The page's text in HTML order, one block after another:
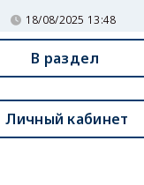
18/08/2025 13:48
В раздел
Личный кабинет